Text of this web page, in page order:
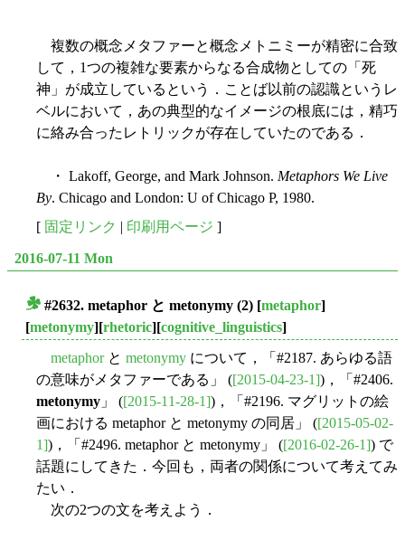
複数の概念メタファーと概念メトニミーが精密に合致
して，1つの複雑な要素からなる合成物としての「死
神」が成立しているという．ことば以前の認識というレ
ベルにおいて，あの典型的なイメージの根底には，精巧
に絡み合ったレトリックが存在していたのである．
・ Lakoff, George, and Mark Johnson. Metaphors We Live
By. Chicago and London: U of Chicago P, 1980.
[ 固定リンク 印刷用ページ ]
2016-07-11 Mon
#2632. metaphor と metonymy (2) [metaphor]
[metonymy][rhetoric][cognitive_linguistics]
metaphorと metonymy について，「#2187. あらゆる語
の意味がメタファーである」 ([2015-04-23-1])，「#2406.
metonymy 」 ([2015-11-28-1])，「#2196. マグリットの絵
画における metaphor と metonymy の同居」 ([2015-05-02-
1])，「#2496. metaphor と metonymy」 ([2016-02-26-1]) で
話題にしてきた．今回も，両者の関係について考えてみ
たい．
次の2つの文を考えよう．